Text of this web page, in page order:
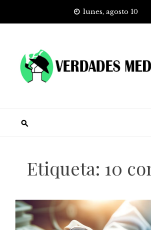
lunes, agosto 10
Etiqueta: 10